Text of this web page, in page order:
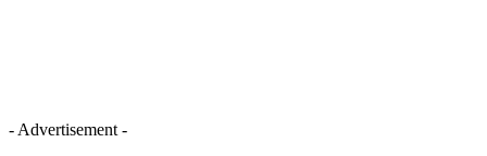
- Advertisement -